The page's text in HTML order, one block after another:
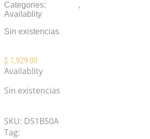
Categories: ,
Availablity
Sin existencias
$ 1,929.00
Availablity
Sin existencias
SKU: DS1B50A
Tag: